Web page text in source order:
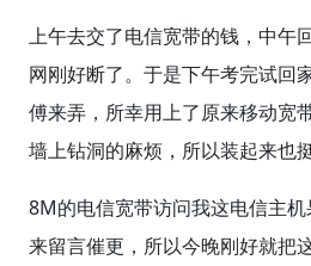
上午去交了电信宽带的钱，中午
网刚好断了。于是下午考完试回
傅来弄，所幸用上了原来移动宽
墙上钻洞的麻烦，所以装起来也挺
8M的电信宽带访问我这电信主
来留言催更，所以今晚刚好就把